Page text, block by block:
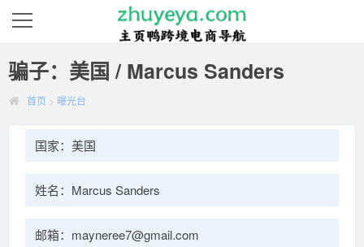
骗子：美国 / Marcus Sanders
首页 > 曝光台
国家：美国
姓名：Marcus Sanders
邮箱：mayneree7@gmail.com